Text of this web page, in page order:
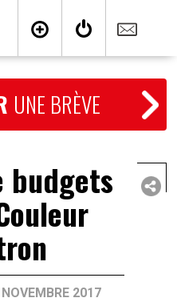
UNE BRÈVE
budgets
2017